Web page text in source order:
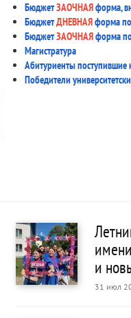
БюджетЗАОЧНАЯформа,
БюджетДНЕВНАЯформа по
БюджетЗАОЧНАЯформа
Магистратура
Абитуриенты поступившие
Победители
и
31 июл